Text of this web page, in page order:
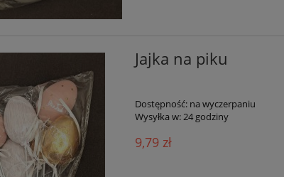
Jajka na piku
Dostępność: na wyczerpaniu
Wysyłka w:24 godziny
9,79 zł